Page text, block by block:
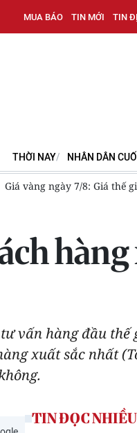
MUA BÁO TIN MỚI TIN
THỜI NAY NHÂN DÂN
6 triệu đồng/lượng
vấn hàng đầu thế
xuất sắc nhất
TIN ĐỌC NHIỀU